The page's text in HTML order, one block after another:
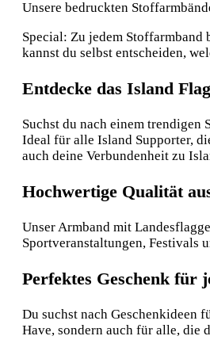
Unsere bedruckten
Special: Zu jedem
kannst du selbst entscheiden,
Entdecke das Island
Suchst du nach einem
Ideal für alle Island Supporter,
auch deine Verbundenheit zu
Hochwertige Qualität
Unser Armband mit
Sportveranstaltungen, Festivals
Perfektes Geschenk für
Du suchst nach Geschenkideen
Have, sondern auch für alle, die